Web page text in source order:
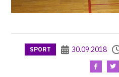
SPORT 30.09.2018